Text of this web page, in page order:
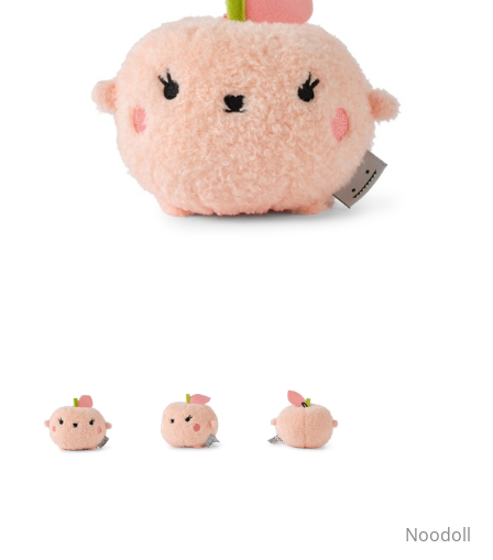
Noodoll